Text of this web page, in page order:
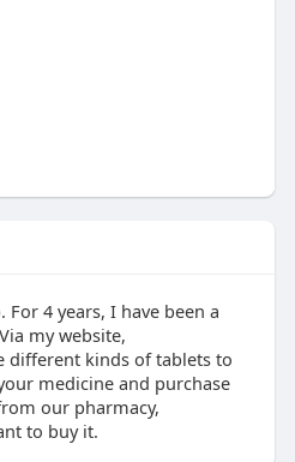
4 years, I have been a
my website,
different kinds of tablets to
medicine and purchase
our pharmacy,
to buy it.